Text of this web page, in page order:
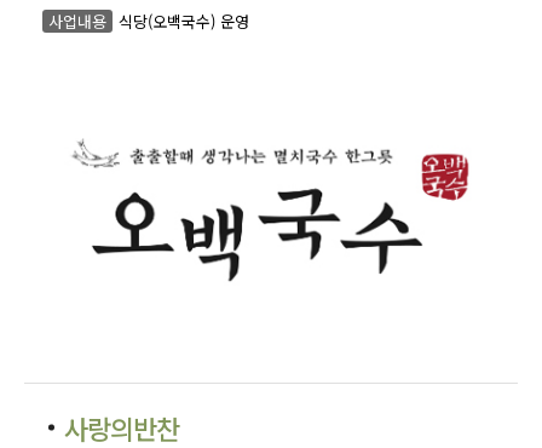
사업내용 식당(오백국수) 운영
사랑의반찬